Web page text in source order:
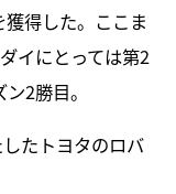
得した。ここま
イにとっては第2
2勝目。
たトヨタのロバ